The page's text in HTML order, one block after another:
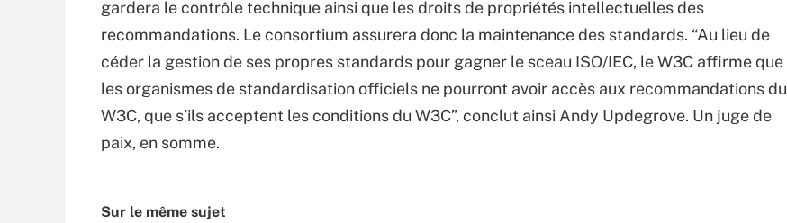
gardera le contrôle technique ainsi que les droits de propriétés intellectuelles des
recommandations. Le consortium assurera donc la maintenance des standards. “Au lieu de
céder la gestion de ses propres standards pour gagner le sceau ISO/IEC, le W3C affirme que
les organismes de standardisation officiels ne pourront avoir accès aux recommandations du
W3C, que s’ils acceptent les conditions du W3C”, conclut ainsi Andy Updegrove. Un juge de
paix, en somme.
Sur le même sujet